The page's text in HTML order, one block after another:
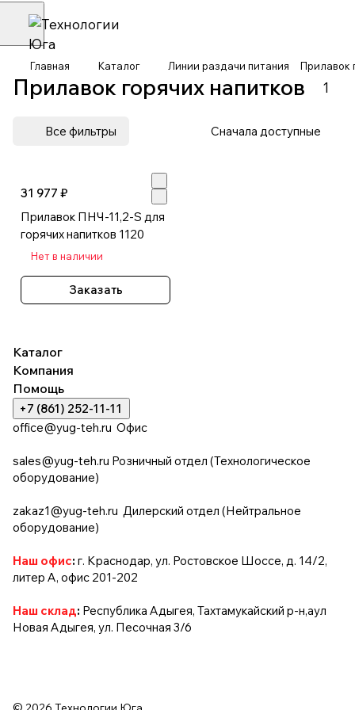
Главная Каталог Линии раздачи питания Прилавок
Прилавок горячих напитков 1
Все фильтры Сначала доступные
31 977 ₽
Прилавок ПНЧ-11,2-S для
горячих напитков 1120
Нет в наличии
Заказать
Каталог
Компания
Помощь
+7 (861) 252-11-11
office@yug-teh.ru Офис
sales@yug-teh.ru Розничный отдел (Технологическое
оборудование)
zakaz1@yug-teh.ru Дилерский отдел (Нейтральное
оборудование)
Наш офис: г. Краснодар, ул. Ростовское Шоссе, д. 14/2,
литер А, офис 201-202
Наш склад: Республика Адыгея, Тахтамукайский р-н,аул
Новая Адыгея, ул. Песочная 3/6